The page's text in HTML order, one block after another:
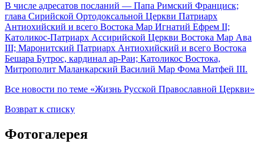
В числе адресатов посланий — Папа Римский Франциск;
глава Сирийской Ортодоксальной Церкви Патриарх
Антиохийский и всего Востока Мар Игнатий Ефрем II;
Католикос-Патриарх Ассирийской Церкви Востока Map Ава
III; Маронитский Патриарх Антиохийский и всего Востока
Бешара Бутрос, кардинал ар-Раи; Католикос Востока,
Митрополит Маланкарский Василий Мар Фома Матфей III.
Все новости по теме «Жизнь Русской Православной Церкви»
Возврат к списку
Фотогалерея